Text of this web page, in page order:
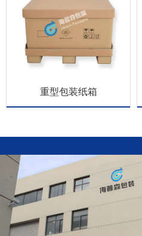
重型包装纸箱